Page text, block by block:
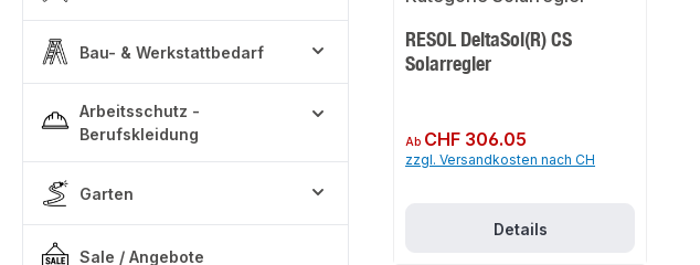
Bau- & Werkstattbedarf
Arbeitsschutz -
Berufskleidung
Garten
Sale / Angebote
RESOL DeltaSol(R) CS
Solarregler
Regulärer Preis:
Ab CHF 306.05
zzgl. Versandkosten nach CH
Details